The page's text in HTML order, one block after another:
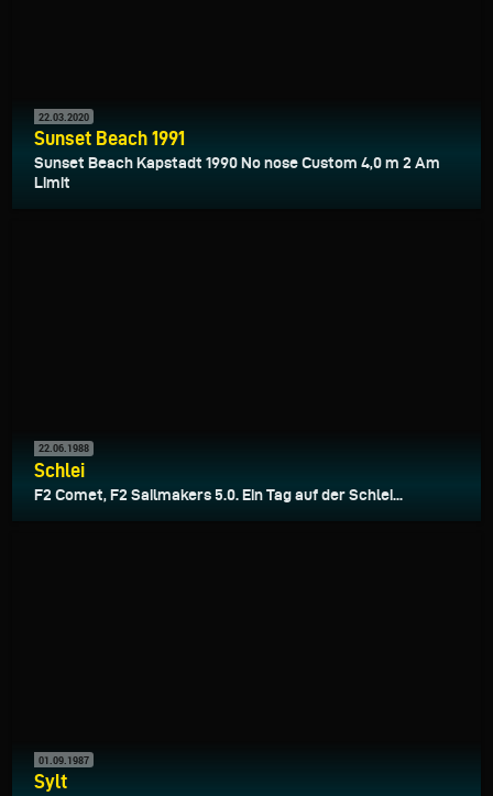
22.03.2020
Sunset Beach 1991
Sunset Beach Kapstadt 1990 No nose Custom 4,0 m 2 Am
Limit
22.06.1988
Schlei
F2 Comet, F2 Sailmakers 5.0. Ein Tag auf der Schlei...
01.09.1987
Sylt